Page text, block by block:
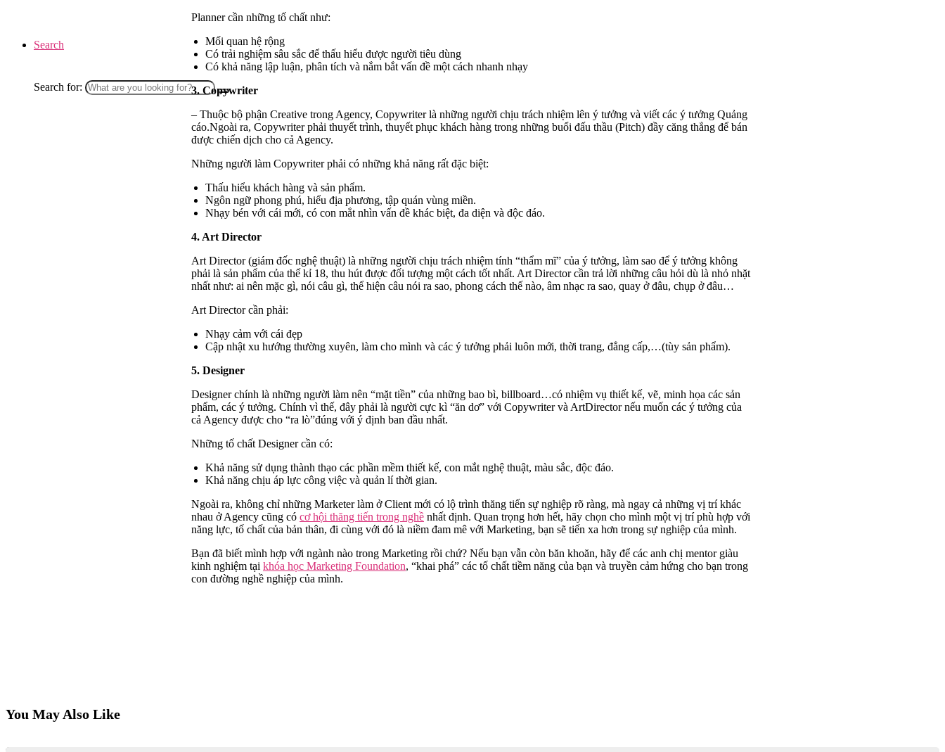
Search
Search for:
Planner cần những tố chất như:
Mối quan hệ rộng
Có trải nghiệm sâu sắc để thấu hiểu được người tiêu dùng
Có khả năng lập luận, phân tích và nắm bắt vấn đề một cách nhanh nhạy
3. Copywriter
– Thuộc bộ phận Creative trong Agency, Copywriter là những người chịu trách nhiệm lên ý tưởng và viết các ý tưởng Quảng
cáo.Ngoài ra, Copywriter phải thuyết trình, thuyết phục khách hàng trong những buổi đấu thầu (Pitch) đầy căng thẳng để bán
được chiến dịch cho cả Agency.
Những người làm Copywriter phải có những khả năng rất đặc biệt:
Thấu hiểu khách hàng và sản phẩm.
Ngôn ngữ phong phú, hiểu địa phương, tập quán vùng miền.
Nhạy bén với cái mới, có con mắt nhìn vấn đề khác biệt, đa diện và độc đáo.
4. Art Director
Art Director (giám đốc nghệ thuật) là những người chịu trách nhiệm tính “thẩm mĩ” của ý tưởng, làm sao để ý tưởng không
phải là sản phẩm của thế kỉ 18, thu hút được đối tượng một cách tốt nhất. Art Director cần trả lời những câu hỏi dù là nhỏ nhặt
nhất như: ai nên mặc gì, nói câu gì, thể hiện câu nói ra sao, phong cách thế nào, âm nhạc ra sao, quay ở đâu, chụp ở đâu…
Art Director cần phải:
Nhạy cảm với cái đẹp
Cập nhật xu hướng thường xuyên, làm cho mình và các ý tưởng phải luôn mới, thời trang, đẳng cấp,…(tùy sản phẩm).
5. Designer
Designer chính là những người làm nên “mặt tiền” của những bao bì, billboard…có nhiệm vụ thiết kế, vẽ, minh họa các sản
phẩm, các ý tưởng. Chính vì thế, đây phải là người cực kì “ăn dơ” với Copywriter và ArtDirector nếu muốn các ý tưởng của
cả Agency được cho “ra lò”đúng với ý định ban đầu nhất.
Những tố chất Designer cần có:
Khả năng sử dụng thành thạo các phần mềm thiết kế, con mắt nghệ thuật, màu sắc, độc đáo.
Khả năng chịu áp lực công việc và quản lí thời gian.
Ngoài ra, không chỉ những Marketer làm ở Client mới có lộ trình thăng tiến sự nghiệp rõ ràng, mà ngay cả những vị trí khác
nhau ở Agency cũng có cơ hội thăng tiến trong nghề nhất định. Quan trọng hơn hết, hãy chọn cho mình một vị trí phù hợp với
năng lực, tố chất của bản thân, đi cùng với đó là niềm đam mê với Marketing, bạn sẽ tiến xa hơn trong sự nghiệp của mình.
Bạn đã biết mình hợp với ngành nào trong Marketing rồi chứ? Nếu bạn vẫn còn băn khoăn, hãy để các anh chị mentor giàu
kinh nghiệm tại khóa học Marketing Foundation, “khai phá” các tố chất tiềm năng của bạn và truyền cảm hứng cho bạn trong
con đường nghề nghiệp của mình.
You May Also Like